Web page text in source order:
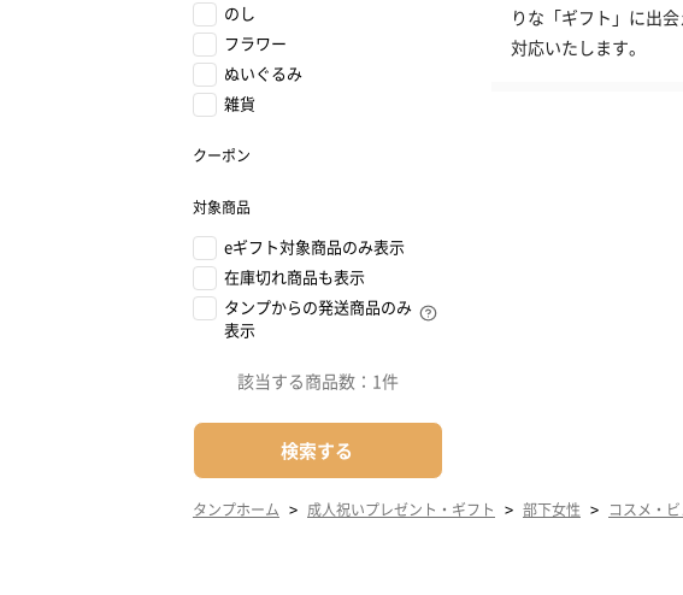
のし
フラワー
ぬいぐるみ
雑貨
クーポン
対象商品
eギフト対象商品のみ表示
在庫切れ商品も表示
タンプからの発送商品のみ
表示
該当する商品数： 1件
検索する
りな「ギフト」に出
対応いたします。
タンプホーム > 成人祝いプレゼント・ギフト > 部下女性 > コスメ・